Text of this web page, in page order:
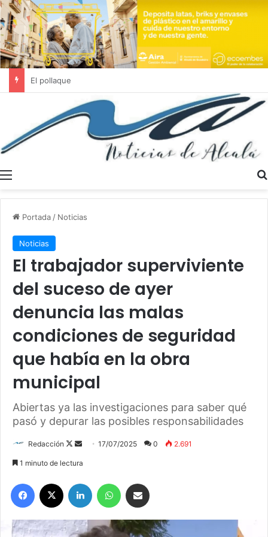
Portada / Noticias
Noticias
El trabajador superviviente
del suceso de ayer
denuncia las malas
condiciones de seguridad
que había en la obra
municipal
Abiertas ya las investigaciones para saber qué
pasó y depurar las posibles responsabilidades
Redacción
F
l
o
o
d
a
e
17/07/2025 0 2.691
1 minuto de lectura